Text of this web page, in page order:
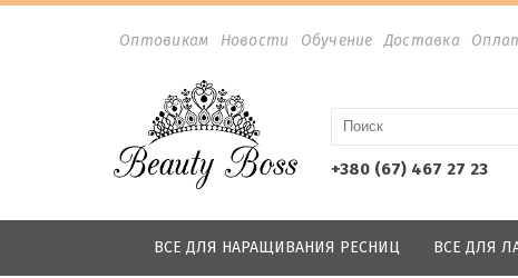
Оптовикам Новости Обучение Доставка
+380 (67) 467 27 23
ВСЕ ДЛЯ НАРАЩИВАНИЯ РЕСНИЦ ВСЕ ДЛЯ